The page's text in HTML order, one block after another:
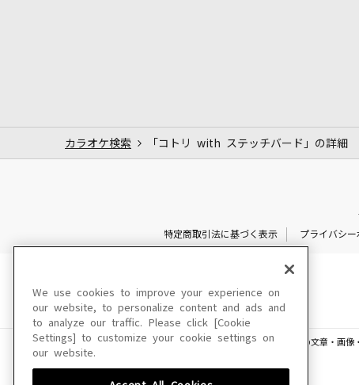
カラオケ検索 「コトリ with ステッチバード」の詳細
特定商取引法に基づく表示
プライバシー
このサイトに掲載されている一切の文章・画
We use cookies to improve your experience on
our website, to personalize content and ads and
to analyze our traffic. Please click [Cookie
Settings] to customize your cookie settings on
our website.